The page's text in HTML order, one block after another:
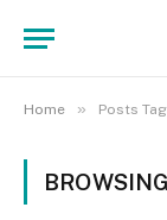
Home » Posts